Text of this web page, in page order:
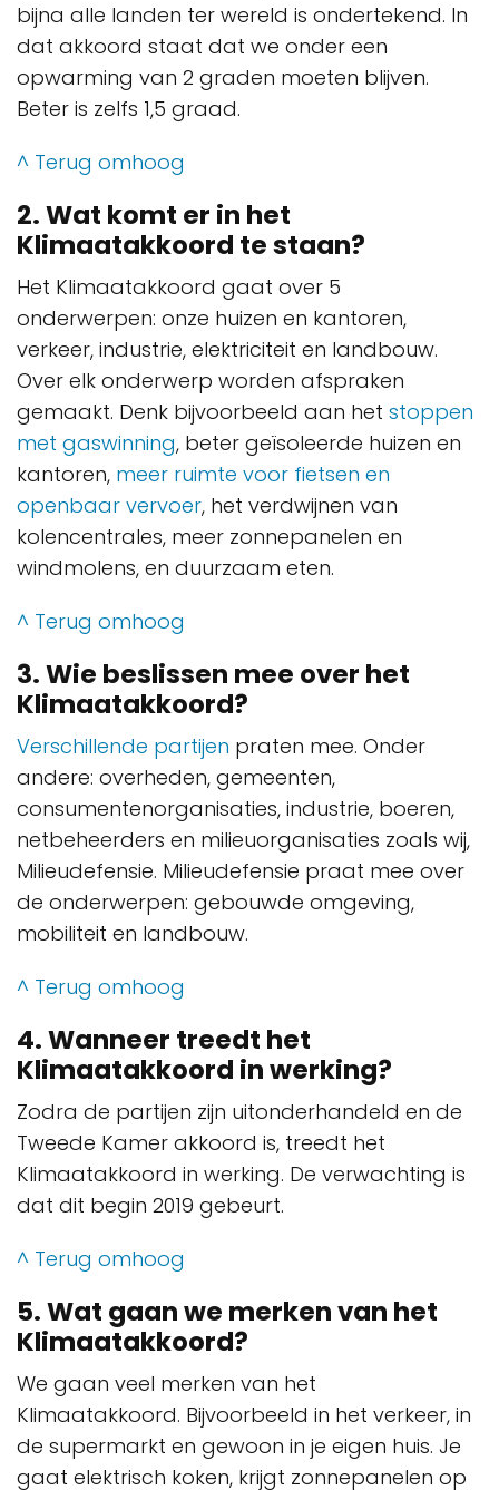
bijna alle landen ter wereld is ondertekend. In
dat akkoord staat dat we onder een
opwarming van 2 graden moeten blijven.
Beter is zelfs 1,5 graad.
^ Terug omhoog
2. Wat komt er in het
Klimaatakkoord te staan?
Het Klimaatakkoord gaat over 5
onderwerpen: onze huizen en kantoren,
verkeer, industrie, elektriciteit en landbouw.
Over elk onderwerp worden afspraken
gemaakt. Denk bijvoorbeeld aan het stoppen
met gaswinning, beter geïsoleerde huizen en
kantoren, meer ruimte voor fietsen en
openbaar vervoer, het verdwijnen van
kolencentrales, meer zonnepanelen en
windmolens, en duurzaam eten.
^ Terug omhoog
3. Wie beslissen mee over het
Klimaatakkoord?
Verschillende partijen praten mee. Onder
andere: overheden, gemeenten,
consumentenorganisaties, industrie, boeren,
netbeheerders en milieuorganisaties zoals wij,
Milieudefensie. Milieudefensie praat mee over
de onderwerpen: gebouwde omgeving,
mobiliteit en landbouw.
^ Terug omhoog
4. Wanneer treedt het
Klimaatakkoord in werking?
Zodra de partijen zijn uitonderhandeld en de
Tweede Kamer akkoord is, treedt het
Klimaatakkoord in werking. De verwachting is
dat dit begin 2019 gebeurt.
^ Terug omhoog
5. Wat gaan we merken van het
Klimaatakkoord?
We gaan veel merken van het
Klimaatakkoord. Bijvoorbeeld in het verkeer, in
de supermarkt en gewoon in je eigen huis. Je
gaat elektrisch koken, krijgt zonnepanelen op